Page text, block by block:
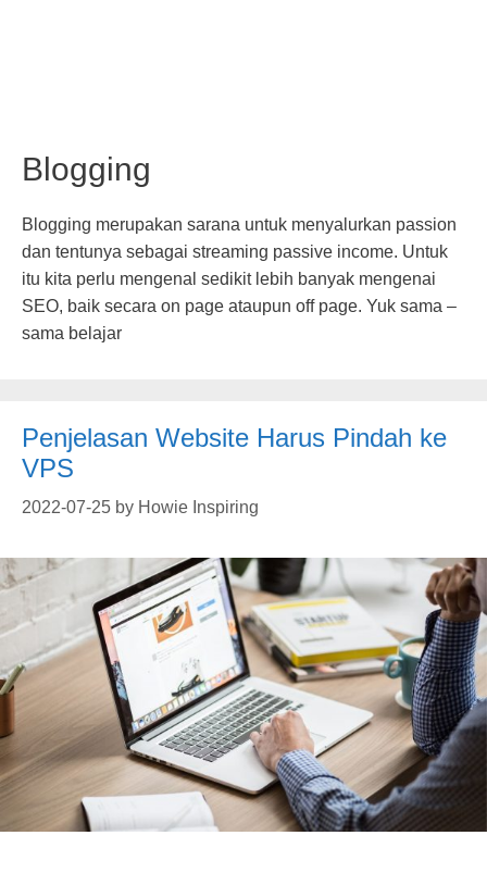
Blogging
Blogging merupakan sarana untuk menyalurkan passion
dan tentunya sebagai streaming passive income. Untuk
itu kita perlu mengenal sedikit lebih banyak mengenai
SEO, baik secara on page ataupun off page. Yuk sama –
sama belajar
Penjelasan Website Harus Pindah ke
VPS
2022-07-25 by Howie Inspiring